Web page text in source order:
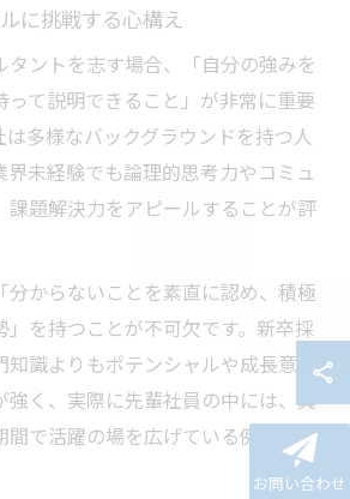
に挑戦する心構え
タントを志す場合、「自分の強みを
って説明できること」が非常に重要
多様なバックグラウンドを持つ人
界未経験でも論理的思考力やコミュ
課題解決力をアピールすることが評
分からないことを素直に認め、積極
」を持つことが不可欠です。新卒採
知識よりもポテンシャルや成長意欲
強く、実際に先輩社員の中には、異
間で活躍の場を広げている例も少な
お問い合わせ